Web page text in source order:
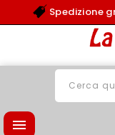
Spedizione
